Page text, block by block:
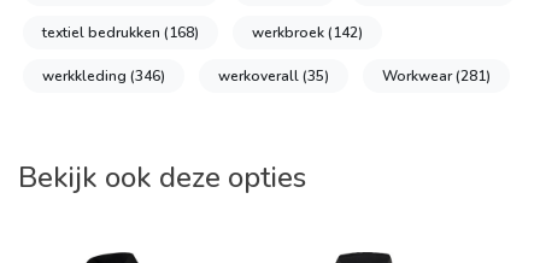
textiel bedrukken (168) werkbroek(142)
werkkleding (346) werkoverall(35) Workwear(281)
Bekijk ook deze opties